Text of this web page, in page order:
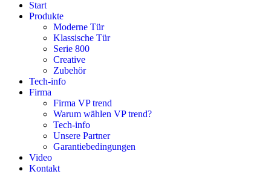
Start
Produkte
Moderne Tür
Klassische Tür
Serie 800
Creative
Zubehör
Tech-info
Firma
Firma VP trend
Warum wählen VP trend?
Tech-info
Unsere Partner
Garantiebedingungen
Video
Kontakt